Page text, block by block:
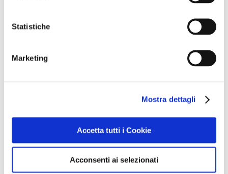
Statistiche
Marketing
Mostra dettagli
Accetta tutti i Cookie
Acconsenti ai selezionati
varius est. Pellentesque sodales ipsum nisi.
sollicitudin dapibus egestas lorem.
18 Maggio 2016